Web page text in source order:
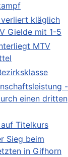
kläglich
Gielde mit 1-5
MTV
-
einen dritten
Titelkurs
Sieg beim
in Gifhorn